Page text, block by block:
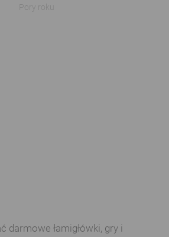
Pory roku
darmowe łamigłówki, gry i